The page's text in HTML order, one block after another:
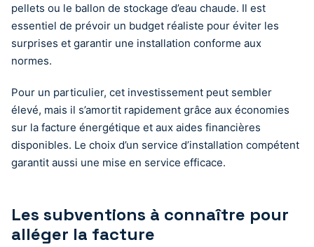
pellets ou le ballon de stockage d’eau chaude. Il est
essentiel de prévoir un budget réaliste pour éviter les
surprises et garantir une installation conforme aux
normes.
Pour un particulier, cet investissement peut sembler
élevé, mais il s’amortit rapidement grâce aux économies
sur la facture énergétique et aux aides financières
disponibles. Le choix d’un service d’installation compétent
garantit aussi une mise en service efficace.
Les subventions à connaître pour
alléger la facture